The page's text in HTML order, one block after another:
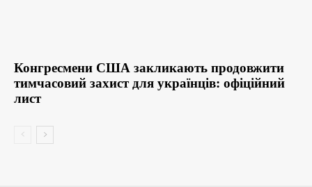
Конгресмени США закликають продовжити
тимчасовий захист для українців: офіційний
лист